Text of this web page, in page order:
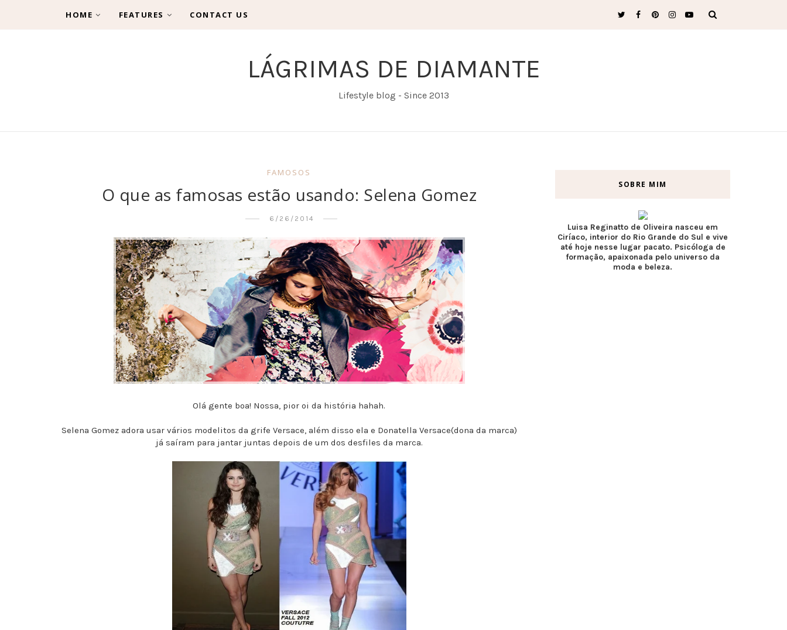
LÁGRIMAS DE DIAMANTE
Lifestyle blog - Since 2013
HOME FEATURES CONTACT US
FAMOSOS
O que as famosas estão usando: Selena Gomez
6/26/2014
Olá gente boa! Nossa, pior oi da história hahah.
Selena Gomez adora usar vários modelitos da grife Versace, além disso ela e Donatella Versace(dona da marca)
já saíram para jantar juntas depois de um dos desfiles da marca.
SOBRE MIM
Luisa Reginatto de Oliveira nasceu em
Ciríaco, interior do Rio Grande do Sul e vive
até hoje nesse lugar pacato. Psicóloga de
formação, apaixonada pelo universo da
moda e beleza.